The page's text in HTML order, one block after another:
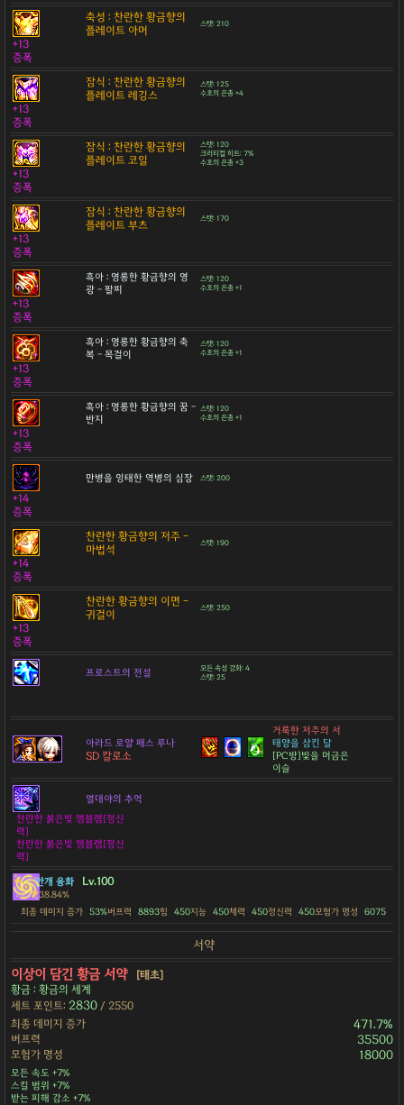
축성 : 찬란한 황금향의
플레이트 아머
스탯: 210
+13
증폭
잠식 : 찬란한 황금향의
플레이트 레깅스
스탯: 125
수호의 은총 +4
+13
증폭
잠식 : 찬란한 황금향의
플레이트 코일
스탯: 120
크리티컬 히트: 7%
수호의 은총 +3
+13
증폭
잠식 : 찬란한 황금향의
플레이트 부츠
스탯: 170
+13
증폭
흑아 : 영롱한 황금향의 영
광 - 팔찌
스탯: 120
수호의 은총 +1
+13
증폭
흑아 : 영롱한 황금향의 축
복 - 목걸이
스탯: 120
수호의 은총 +1
+13
증폭
흑아 : 영롱한 황금향의 꿈 -
반지
스탯: 120
수호의 은총 +1
+13
증폭
만병을 잉태한 역병의 심장 스탯: 200
+14
증폭
찬란한 황금향의 저주 -
마법석
스탯: 190
+14
증폭
찬란한 황금향의 이면 -
귀걸이
스탯: 250
+13
증폭
프로스트의 전설
모든 속성 강화: 4
스탯: 25
아라드 로얄 패스 루나
SD 칼로소
거룩한 저주의 서
태양을 삼킨 달
[PC방]빛을 머금은
이슬
열대야의 추억
찬란한 붉은빛 엠블렘[정신
력]
찬란한 붉은빛 엠블렘[정신
력]
안개 융화
Lv.100
38.84%
최종 데미지 증가 53%버프력 8893힘 450지능 450체력 450정신력 450모험가 명성 6075
서약
이상이 담긴 황금 서약
[태초]
황금 : 황금의 세계
세트 포인트: 2830 / 2550
최종 데미지 증가
471.7%
버프력 35500
모험가 명성 18000
모든 속도 +7%
스킬 범위 +7%
받는 피해 감소 +7%